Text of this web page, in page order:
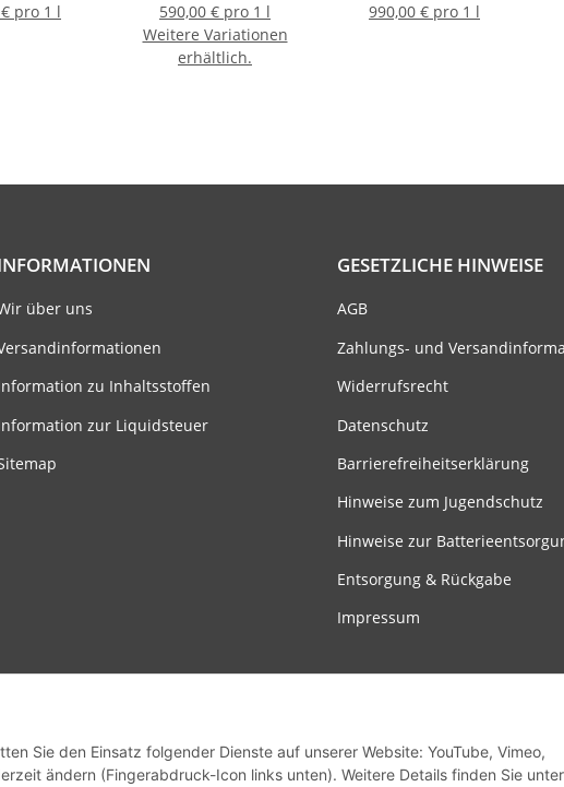
Sie den Einsatz folgender Dienste auf unserer Website: YouTube, Vimeo,
ändern (Fingerabdruck-Icon links unten). Weitere Details finden Sie unter
pro 1 l
590,00 € pro 1 l
Weitere Variationen
erhältlich.
990,00 € pro 1 l
über uns
zu Inhaltsstoffen
zur Liquidsteuer
GESETZLICHE HINWEISE
AGB
Zahlungs- und
Widerrufsrecht
Datenschutz
Barrierefreiheitserklärung
Hinweise zum Jugendschutz
Hinweise zur
Entsorgung & Rückgabe
Impressum